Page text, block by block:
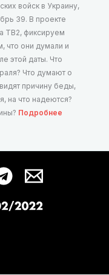
войск в Украину,
39. В проекте
ТВ2, фиксируем
что они думали и
этой даты. Что
Что думают о
причину беды,
на что надеются?
Подробнее